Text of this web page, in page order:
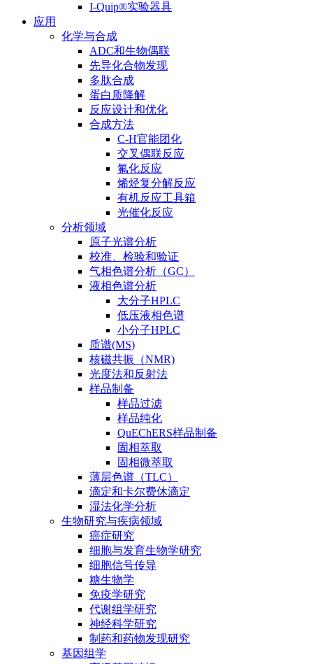
I-Quip®️实验器具
应用
化学与合成
ADC和生物偶联
先导化合物发现
多肽合成
蛋白质降解
反应设计和优化
合成方法
C-H官能团化
交叉偶联反应
氟化反应
烯烃复分解反应
有机反应工具箱
光催化反应
分析领域
原子光谱分析
校准、检验和验证
气相色谱分析（GC）
液相色谱分析
大分子HPLC
低压液相色谱
小分子HPLC
质谱(MS)
核磁共振（NMR)
光度法和反射法
样品制备
样品过滤
样品纯化
QuEChERS样品制备
固相萃取
固相微萃取
薄层色谱（TLC）
滴定和卡尔费休滴定
湿法化学分析
生物研究与疾病领域
癌症研究
细胞与发育生物学研究
细胞信号传导
糖生物学
免疫学研究
代谢组学研究
神经科学研究
制药和药物发现研究
基因组学